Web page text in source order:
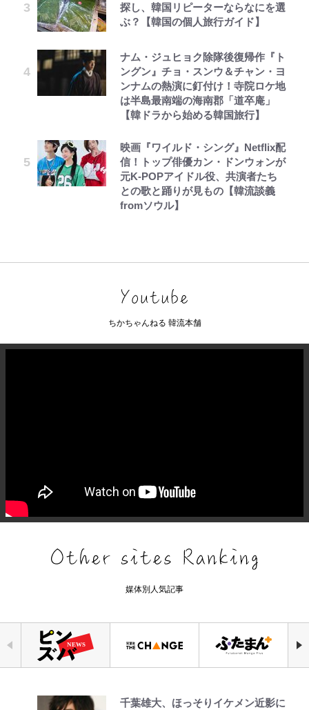
探し、韓国リピーターならなにを選
ぶ？【韓国の個人旅行ガイド】
ナム・ジュヒョク除隊後復帰作『ト
ングン』チョ・スンウ＆チャン・ヨ
ンナムの熱演に釘付け！寺院ロケ地
は半島最南端の海南郡「道卒庵」
【韓ドラから始める韓国旅行】
映画『ワイルド・シング』Netflix配
信！トップ俳優カン・ドンウォンが
元K-POPアイドル役、共演者たち
との歌と踊りが見もの【韓流談義
fromソウル】
ちかちゃんねる 韓流本舗
媒体別人気記事
千葉雄大、ほっそりイケメン近影に
錦織一清の写真集はなぜ私服なの
「自分の絵ごと、このジャンルはそ
でっかい男になりたいゾ
公式-ヒロインが来る前に妊娠しま
荒々しい「火山帯」の一端にいるこ
浦和と千葉の首をかしげる主力放
空の轍と大地の雲と 第1回